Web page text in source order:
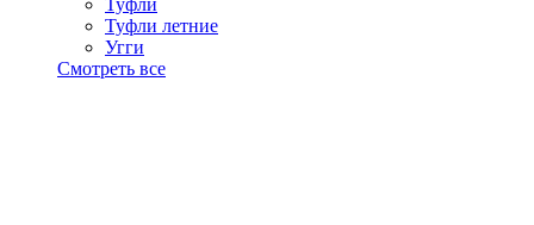
Туфли
Туфли летние
Угги
Смотреть все